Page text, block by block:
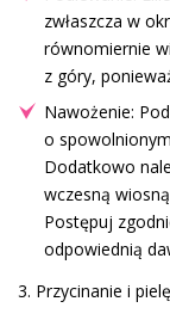
zwłaszcza w
równomiernie
z góry,
Nawożenie:
o
Dodatkowo
wczesną
Postępuj
odpowiednią
3. Przycinanie i